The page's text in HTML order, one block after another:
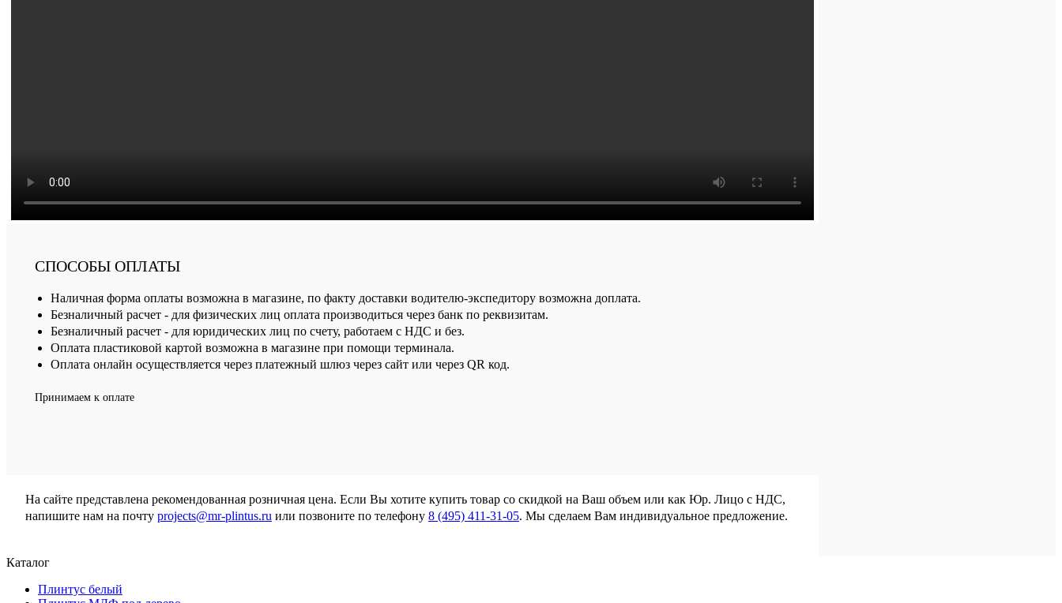
СПОСОБЫ ОПЛАТЫ
Наличная форма оплаты возможна в магазине, по факту доставки водителю-экспедитору возможна доплата.
Безналичный расчет - для физических лиц оплата производиться через банк по реквизитам.
Безналичный расчет - для юридических лиц по счету, работаем с НДС и без.
Оплата пластиковой картой возможна в магазине при помощи терминала.
Оплата онлайн осуществляется через платежный шлюз через сайт или через QR код.
Принимаем к оплате
На сайте представлена рекомендованная розничная цена. Если Вы хотите купить товар со скидкой на Ваш объем или как Юр. Лицо с НДС,
напишите нам на почту projects@mr-plintus.ru или позвоните по телефону 8 (495) 411-31-05. Мы сделаем Вам индивидуальное предложение.
Каталог
Плинтус белый